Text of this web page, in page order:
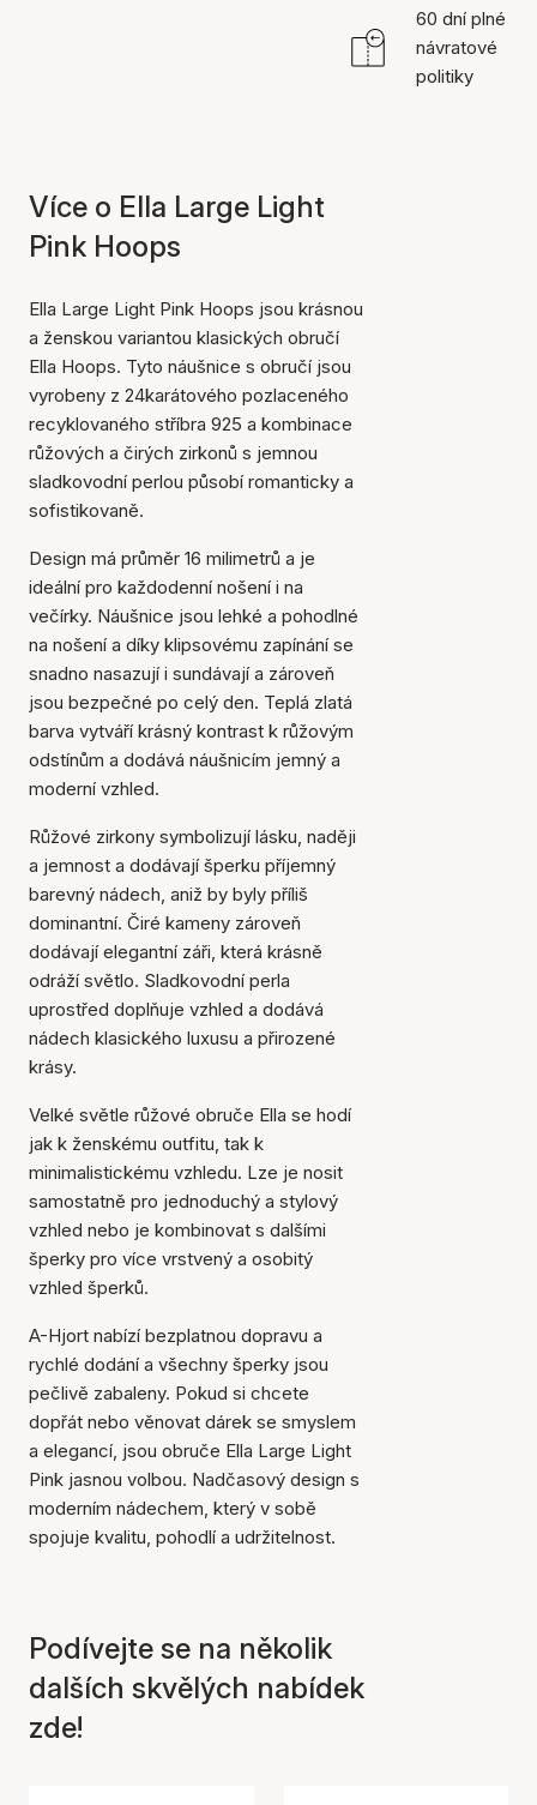
Položka byla přidána do
košíku
60 dní plné
návratové
politiky
Více o Ella Large Light
Pink Hoops
Ella Large Light Pink Hoops jsou krásnou
a ženskou variantou klasických obručí
Ella Hoops. Tyto náušnice s obručí jsou
vyrobeny z 24karátového pozlaceného
recyklovaného stříbra 925 a kombinace
růžových a čirých zirkonů s jemnou
sladkovodní perlou působí romanticky a
sofistikovaně.
Design má průměr 16 milimetrů a je
ideální pro každodenní nošení i na
večírky. Náušnice jsou lehké a pohodlné
na nošení a díky klipsovému zapínání se
snadno nasazují i sundávají a zároveň
jsou bezpečné po celý den. Teplá zlatá
barva vytváří krásný kontrast k růžovým
odstínům a dodává náušnicím jemný a
moderní vzhled.
Růžové zirkony symbolizují lásku, naději
a jemnost a dodávají šperku příjemný
barevný nádech, aniž by byly příliš
dominantní. Čiré kameny zároveň
dodávají elegantní záři, která krásně
odráží světlo. Sladkovodní perla
uprostřed doplňuje vzhled a dodává
nádech klasického luxusu a přirozené
krásy.
Velké světle růžové obruče Ella se hodí
jak k ženskému outfitu, tak k
minimalistickému vzhledu. Lze je nosit
samostatně pro jednoduchý a stylový
vzhled nebo je kombinovat s dalšími
šperky pro více vrstvený a osobitý
vzhled šperků.
A-Hjort nabízí bezplatnou dopravu a
rychlé dodání a všechny šperky jsou
pečlivě zabaleny. Pokud si chcete
dopřát nebo věnovat dárek se smyslem
a elegancí, jsou obruče Ella Large Light
Pink jasnou volbou. Nadčasový design s
moderním nádechem, který v sobě
spojuje kvalitu, pohodlí a udržitelnost.
Podívejte se na několik
dalších skvělých nabídek
zde!